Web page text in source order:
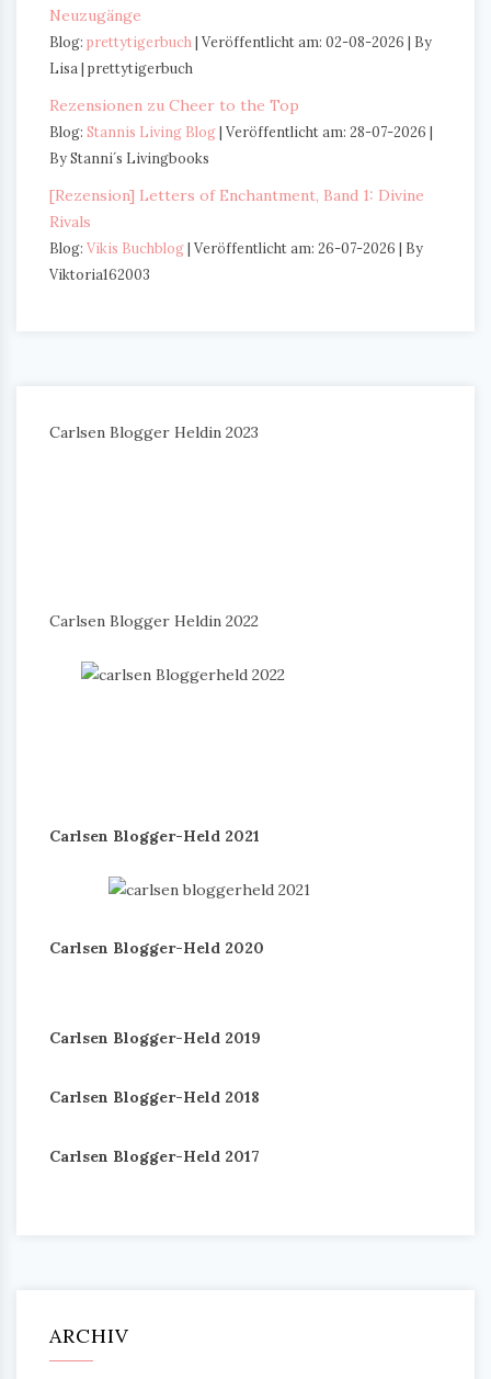
Neuzugänge
Blog: prettytigerbuch Veröffentlicht am: 02-08-2026
By
Lisa | prettytigerbuch
Rezensionen zu Cheer to the Top
Blog: Stannis Living Blog Veröffentlicht am: 28-07-2026
By Stanni´s Livingbooks
[Rezension] Letters of Enchantment, Band 1: Divine
Rivals
Blog: Vikis Buchblog Veröffentlicht am: 26-07-2026
By
Viktoria162003
Carlsen Blogger Heldin 2023
Carlsen Blogger Heldin 2022
Carlsen Blogger-Held 2021
Carlsen Blogger-Held 2020
Carlsen Blogger-Held 2019
Carlsen Blogger-Held 2018
Carlsen Blogger-Held 2017
ARCHIV